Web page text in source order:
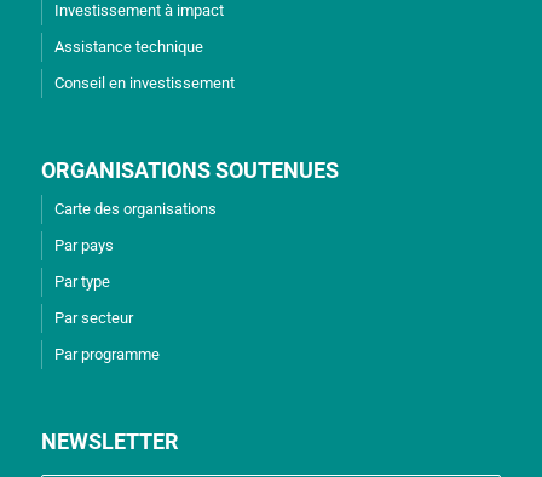
Investissement à impact
Assistance technique
Conseil en investissement
ORGANISATIONS SOUTENUES
Carte des organisations
Par pays
Par type
Par secteur
Par programme
NEWSLETTER